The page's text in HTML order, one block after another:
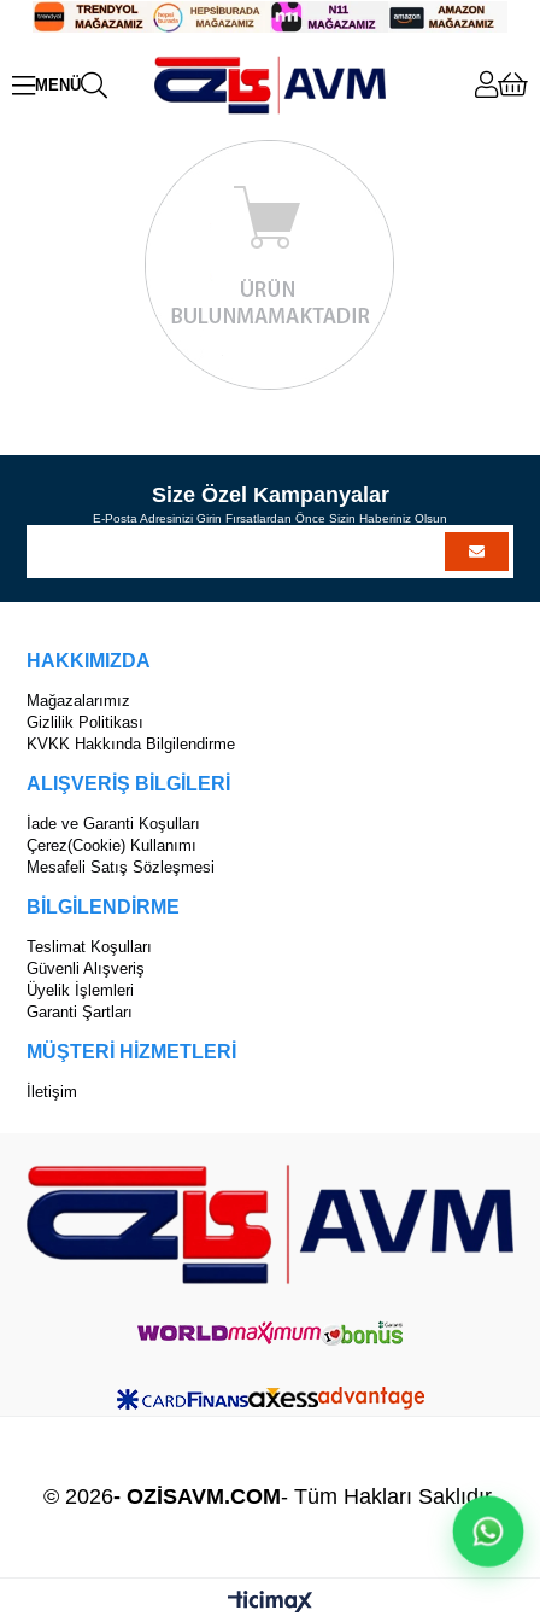
Size Özel Kampanyalar
E-Posta Adresinizi Girin Fırsatlardan Önce Sizin Haberiniz Olsun
HAKKIMIZDA
Mağazalarımız
Gizlilik Politikası
KVKK Hakkında Bilgilendirme
ALIŞVERİŞ BİLGİLERİ
İade ve Garanti Koşulları
Çerez(Cookie) Kullanımı
Mesafeli Satış Sözleşmesi
BİLGİLENDİRME
Teslimat Koşulları
Güvenli Alışveriş
Üyelik İşlemleri
Garanti Şartları
MÜŞTERİ HİZMETLERİ
İletişim
© 2026- OZİSAVM.COM- Tüm Hakları Saklıdır.